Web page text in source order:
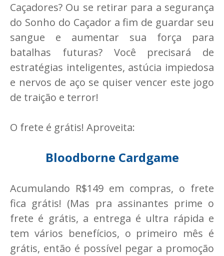
Caçadores? Ou se retirar para a segurança
do Sonho do Caçador a fim de guardar seu
sangue e aumentar sua força para
batalhas futuras? Você precisará de
estratégias inteligentes, astúcia impiedosa
e nervos de aço se quiser vencer este jogo
de traição e terror!
O frete é grátis! Aproveita:
Bloodborne Cardgame
Acumulando R$149 em compras, o frete
fica grátis! (Mas pra assinantes prime o
frete é grátis, a entrega é ultra rápida e
tem vários benefícios, o primeiro mês é
grátis, então é possível pegar a promoção